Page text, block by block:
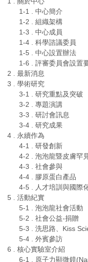
1-1 . 中心簡介
1-2 . 組織架構
1-3 . 中心成員
1-4 . 科學諮議委員
1-5 . 中心設置辦法
1-6 . 評審委員會設置
2 . 最新消息
3 . 學術研究
3-1 . 研究重點及突破
3-2 . 專題演講
3-3 . 研討會訊息
3-4 . 研究成果
4 . 永續作為
4-1 . 研發創新
4-2 . 泡泡龍暨皮膚罕
4-3 . 社會參與
4-4 . 膠原蛋白產品
4-5 . 人才培訓與國際
5 . 活動紀實
5-1 . 泡泡龍社會活動
5-2 . 社會公益-捐贈
5-3 . 洗思路、Kiss
5-4 . 外賓參訪
6 . 核心實驗室介紹
6-1 . 原子力顯微鏡